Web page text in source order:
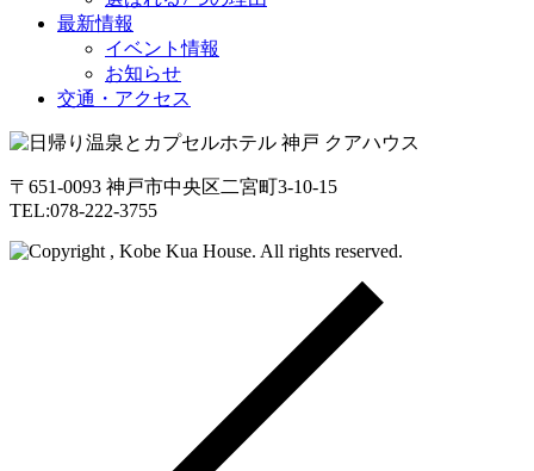
最新情報
イベント情報
お知らせ
交通・アクセス
〒651-0093 神戸市中央区二宮町3-10-15
TEL:078-222-3755